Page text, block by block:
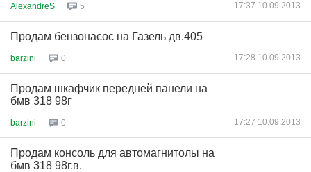
AlexandreS 5 17:37 10.09.2013
Продам бензонасос на Газель дв.405
barzini 0 17:28 10.09.2013
Продам шкафчик передней панели на
бмв 318 98г
barzini 0 17:27 10.09.2013
Продам консоль для автомагнитолы на
бмв 318 98г.в.